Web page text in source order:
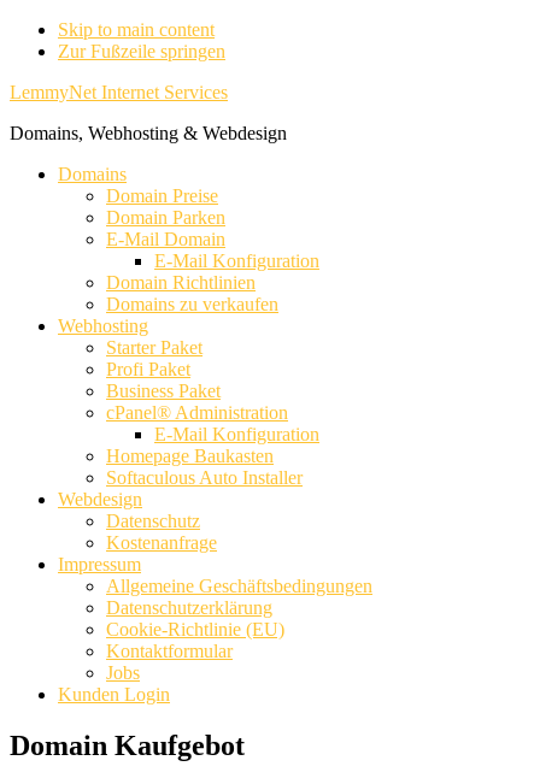
Skip to main content
Zur Fußzeile springen
LemmyNet Internet Services
Domains, Webhosting & Webdesign
Domains
Domain Preise
Domain Parken
E-Mail Domain
E-Mail Konfiguration
Domain Richtlinien
Domains zu verkaufen
Webhosting
Starter Paket
Profi Paket
Business Paket
cPanel® Administration
E-Mail Konfiguration
Homepage Baukasten
Softaculous Auto Installer
Webdesign
Datenschutz
Kostenanfrage
Impressum
Allgemeine Geschäftsbedingungen
Datenschutzerklärung
Cookie-Richtlinie (EU)
Kontaktformular
Jobs
Kunden Login
Domain Kaufgebot